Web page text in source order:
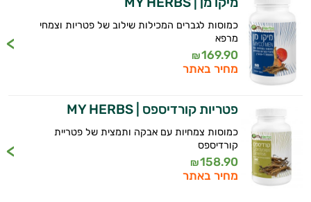
כמוסות לגברים המכילות שילוב של פטריות וצמחי
מרפא
169.90
₪
מחיר באתר
פטריות קורדיספס | MY HERBS
כמוסות צמחיות עם אבקה ותמצית של פטריית
קורדיספס
158.90
₪
מחיר באתר